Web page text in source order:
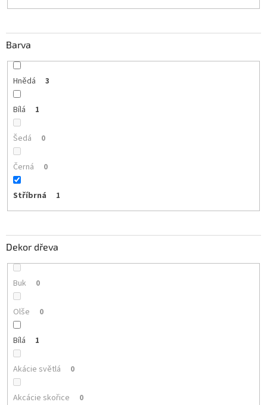
Barva
Hnědá 3
Bílá 1
Šedá 0
Černá 0
Stříbrná 1
Dekor dřeva
Buk 0
Olše 0
Bílá 1
Akácie světlá 0
Akcácie skořice 0